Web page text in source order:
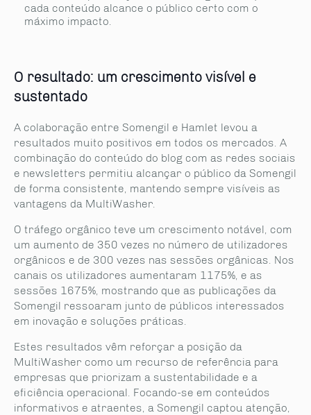
cada conteúdo alcance o público certo com o
máximo impacto.
O resultado: um crescimento visível e
sustentado
A colaboração entre Somengil e Hamlet levou a
resultados muito positivos em todos os mercados. A
combinação do conteúdo do blog com as redes sociais
e newsletters permitiu alcançar o público da Somengil
de forma consistente, mantendo sempre visíveis as
vantagens da MultiWasher.
O tráfego orgânico teve um crescimento notável, com
um aumento de 350 vezes no número de utilizadores
orgânicos e de 300 vezes nas sessões orgânicas. Nos
canais os utilizadores aumentaram 1175%, e as
sessões 1675%, mostrando que as publicações da
Somengil ressoaram junto de públicos interessados
em inovação e soluções práticas.
Estes resultados vêm reforçar a posição da
MultiWasher como um recurso de referência para
empresas que priorizam a sustentabilidade e a
eficiência operacional. Focando-se em conteúdos
informativos e atraentes, a Somengil captou atenção,